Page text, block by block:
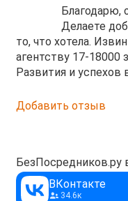
Благодарю,
Делаете
то, что хотела.
агентству 17-18000
Развития и успехов
Добавить отзыв
БезПосредников.ру
ВКонтакте
34.6к